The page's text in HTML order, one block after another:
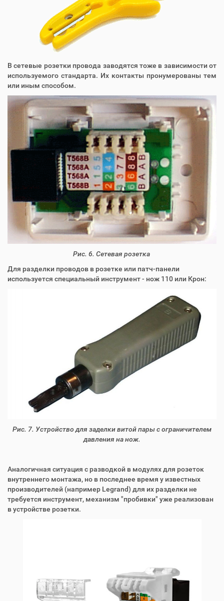
В сетевые розетки провода заводятся тоже в зависимости от
используемого стандарта. Их контакты пронумерованы тем
или иным способом.
Рис. 6. Сетевая розетка
Для разделки проводов в розетке или патч-панели
используется специальный инструмент - нож 110 или Крон:
Рис. 7. Устройство для заделки витой пары с ограничителем
давления на нож.
Аналогичная ситуация с разводкой в модулях для розеток
внутреннего монтажа, но в последнее время у известных
производителей (например Legrand) для их разделки не
требуется инструмент, механизм "пробивки" уже реализован
в устройстве розетки.